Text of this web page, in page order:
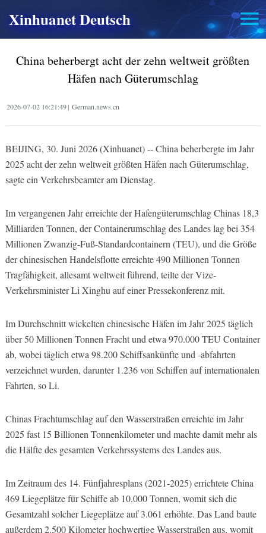
Xinhuanet Deutsch
China beherbergt acht der zehn weltweit größten
Häfen nach Güterumschlag
2026-07-02 16:21:49| German.news.cn
BEIJING, 30. Juni 2026 (Xinhuanet) -- China beherbergte im Jahr
2025 acht der zehn weltweit größten Häfen nach Güterumschlag,
sagte ein Verkehrsbeamter am Dienstag.
Im vergangenen Jahr erreichte der Hafengüterumschlag Chinas 18,3
Milliarden Tonnen, der Containerumschlag des Landes lag bei 354
Millionen Zwanzig-Fuß-Standardcontainern (TEU), und die Größe
der chinesischen Handelsflotte erreichte 490 Millionen Tonnen
Tragfähigkeit, allesamt weltweit führend, teilte der Vize-
Verkehrsminister Li Xinghu auf einer Pressekonferenz mit.
Im Durchschnitt wickelten chinesische Häfen im Jahr 2025 täglich
über 50 Millionen Tonnen Fracht und etwa 970.000 TEU Container
ab, wobei täglich etwa 98.200 Schiffsankünfte und -abfahrten
verzeichnet wurden, darunter 1.236 von Schiffen auf internationalen
Fahrten, so Li.
Chinas Frachtumschlag auf den Wasserstraßen erreichte im Jahr
2025 fast 15 Billionen Tonnenkilometer und machte damit mehr als
die Hälfte des gesamten Verkehrssystems des Landes aus.
Im Zeitraum des 14. Fünfjahresplans (2021-2025) errichtete China
469 Liegeplätze für Schiffe ab 10.000 Tonnen, womit sich die
Gesamtzahl solcher Liegeplätze auf 3.061 erhöhte. Das Land baute
außerdem 2.500 Kilometer hochwertige Wasserstraßen aus, womit